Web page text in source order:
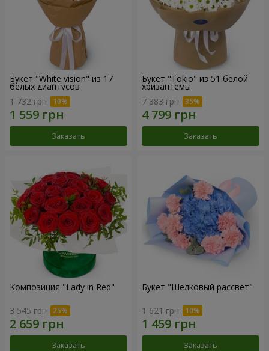
Букет "White vision" из 17
белых диантусов
1 732 грн
Заказать
Букет "Tokio" из 51 белой
хризантемы
7 383 грн
Заказать
Композиция "Lady in Red"
3 545 грн
Заказать
Букет "Шелковый рассвет"
1 621 грн
Заказать